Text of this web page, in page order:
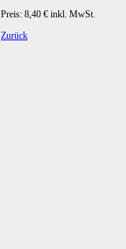
Preis: 8,40 € inkl. MwSt.
Zurück